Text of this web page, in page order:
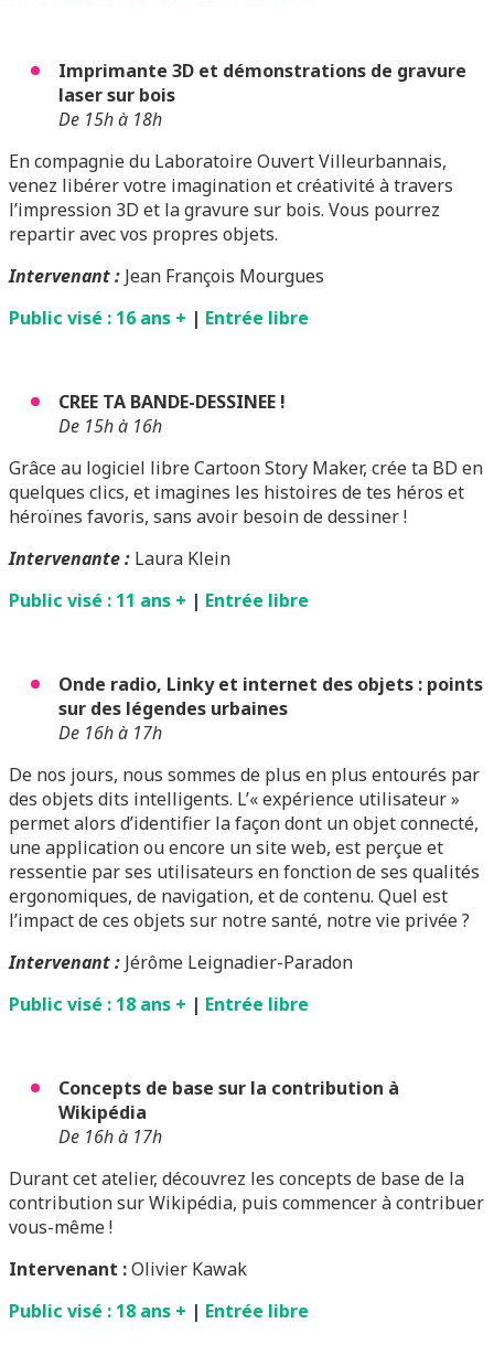
Imprimante 3D et démonstrations de gravure
laser sur bois
De 15h à 18h
En compagnie du Laboratoire Ouvert Villeurbannais,
venez libérer votre imagination et créativité à travers
l’impression 3D et la gravure sur bois. Vous pourrez
repartir avec vos propres objets.
Intervenant : Jean François Mourgues
Public visé : 16 ans + | Entrée libre
CREE TA BANDE-DESSINEE !
De 15h à 16h
Grâce au logiciel libre Cartoon Story Maker, crée ta BD en
quelques clics, et imagines les histoires de tes héros et
héroïnes favoris, sans avoir besoin de dessiner !
Intervenante : Laura Klein
Public visé : 11 ans + | Entrée libre
Onde radio, Linky et internet des objets : points
sur des légendes urbaines
De 16h à 17h
De nos jours, nous sommes de plus en plus entourés par
des objets dits intelligents. L’« expérience utilisateur »
permet alors d’identifier la façon dont un objet connecté,
une application ou encore un site web, est perçue et
ressentie par ses utilisateurs en fonction de ses qualités
ergonomiques, de navigation, et de contenu. Quel est
l’impact de ces objets sur notre santé, notre vie privée ?
Intervenant : Jérôme Leignadier-Paradon
Public visé : 18 ans + | Entrée libre
Concepts de base sur la contribution à
Wikipédia
De 16h à 17h
Durant cet atelier, découvrez les concepts de base de la
contribution sur Wikipédia, puis commencer à contribuer
vous-même !
Intervenant :Olivier Kawak
Public visé : 18 ans + | Entrée libre